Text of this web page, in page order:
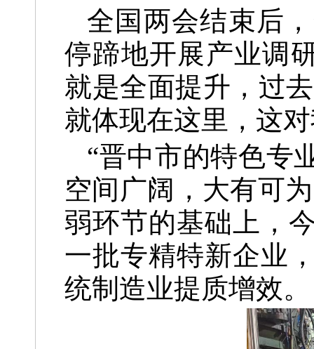
全国两会结束后
停蹄地开展产业调
就是全面提升，过
就体现在这里，这
“晋中市的特色专
空间广阔，大有可
弱环节的基础上，
一批专精特新企业
统制造业提质增效。